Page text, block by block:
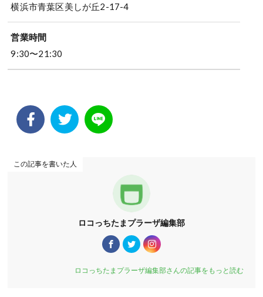
横浜市青葉区美しが丘2-17-4
営業時間
9:30〜21:30
この記事を書いた人
ロコっちたまプラーザ編集部
ロコっちたまプラーザ編集部さんの記事をもっと読む